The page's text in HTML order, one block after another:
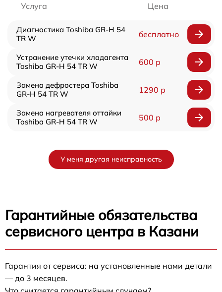
Услуга Цена
Диагностика Toshiba GR-H 54
TR W
бесплатно
Устранение утечки хладагента
Toshiba GR-H 54 TR W
600 р
Замена дефростера Toshiba
GR-H 54 TR W
1290 р
Замена нагревателя оттайки
Toshiba GR-H 54 TR W
500 р
У меня другая неисправность
Гарантийные обязательства
сервисного центра в Казани
Гарантия от сервиса: на установленные нами детали
— до 3 месяцев.